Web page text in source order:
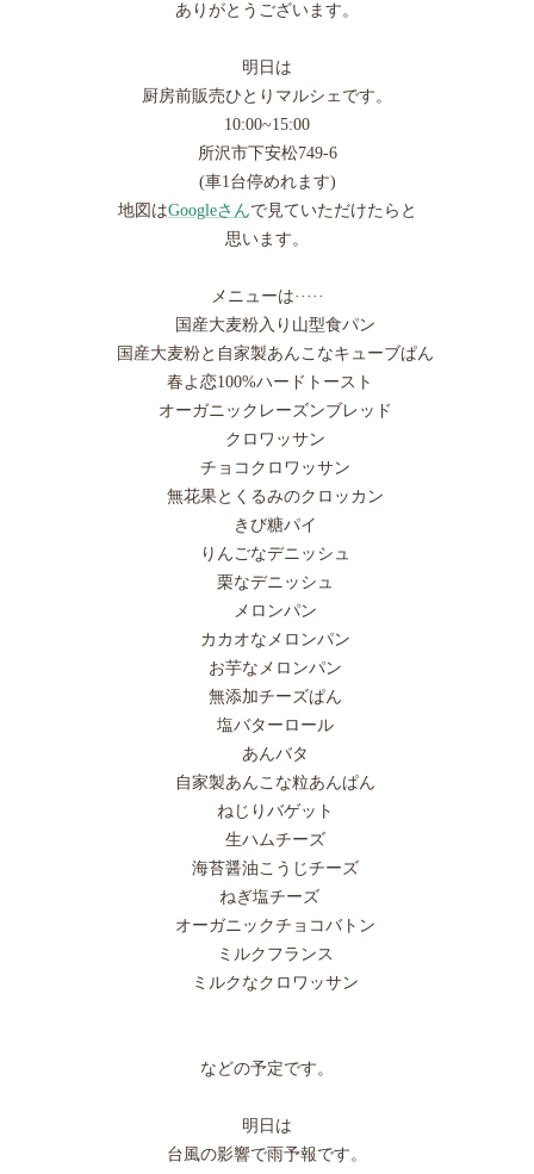
ありがとうございます。
明日は
厨房前販売ひとりマルシェです。
10:00~15:00
所沢市下安松749-6
(車1台停めれます)
地図はGoogleさんで見ていただけたらと
思います。
メニューは·····
国産大麦粉入り山型食パン
国産大麦粉と自家製あんこなキューブぱん
春よ恋100%ハードトースト
オーガニックレーズンブレッド
クロワッサン
チョコクロワッサン
無花果とくるみのクロッカン
きび糖パイ
りんごなデニッシュ
栗なデニッシュ
メロンパン
カカオなメロンパン
お芋なメロンパン
無添加チーズぱん
塩バターロール
あんバタ
自家製あんこな粒あんぱん
ねじりバゲット
生ハムチーズ
海苔醤油こうじチーズ
ねぎ塩チーズ
オーガニックチョコバトン
ミルクフランス
ミルクなクロワッサン
などの予定です。
明日は
台風の影響で雨予報です。